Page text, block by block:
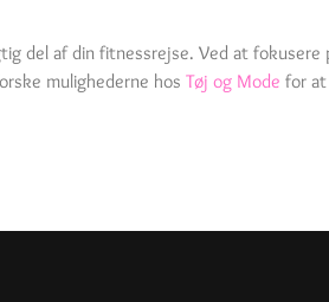
del af din fitnessrejse. Ved at
mulighederne hos Tøj og Mode for